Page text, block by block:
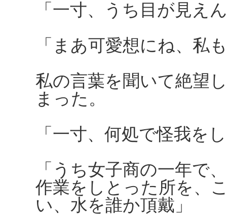
「一寸、うち目が見え
「まあ可愛想にね、私
私の言葉を聞いて絶望
まった。
「一寸、何処で怪我を
「うち女子商の一年で
作業をしとった所を、
い、水を誰か頂戴」